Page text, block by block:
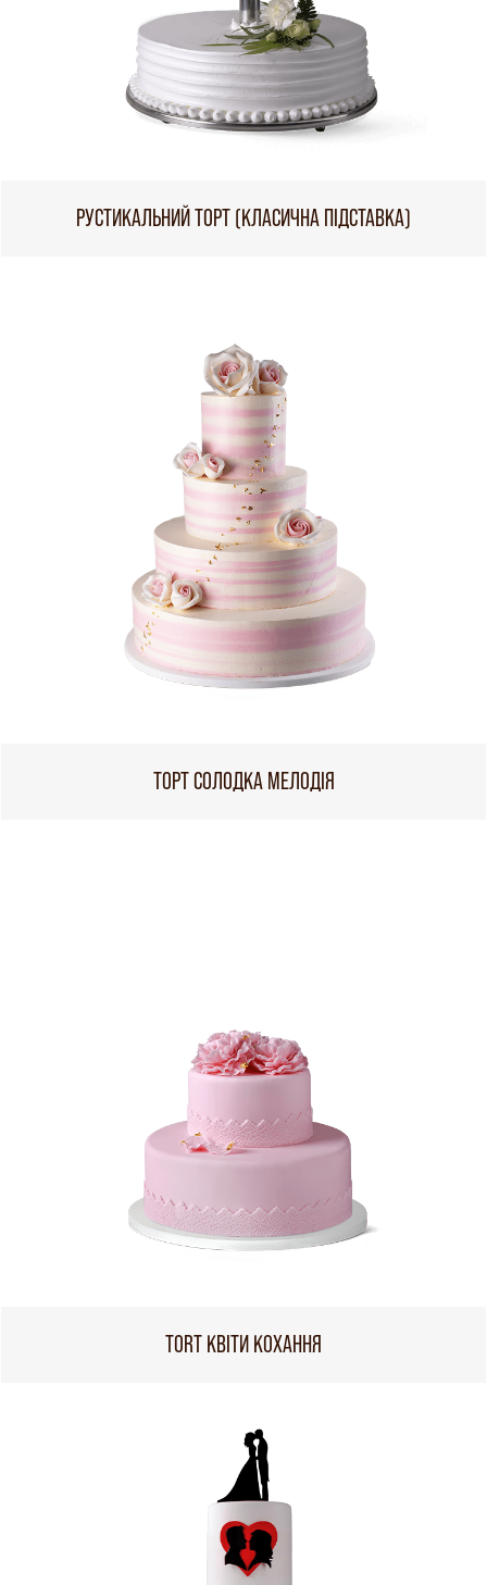
РУСТИКАЛЬНИЙ ТОРТ (КЛАСИЧНА ПІДСТАВКА)
ТОРТ СОЛОДКА МЕЛОДІЯ
TORT КВІТИ КОХАННЯ